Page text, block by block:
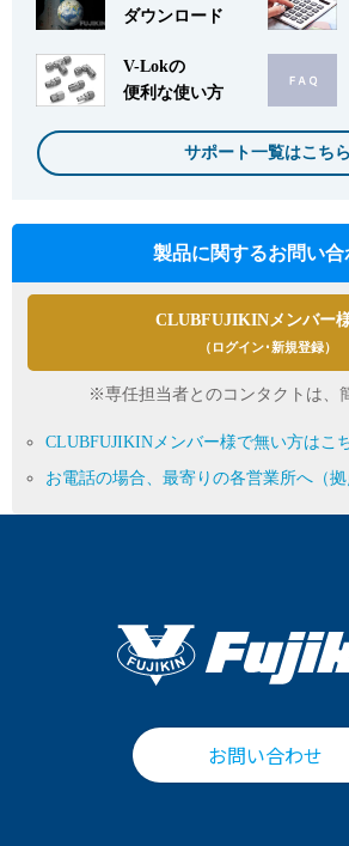
ダウンロード
V-Lokの
便利な使い方
サポート一覧はこちら
製品に関するお問い合
CLUBFUJIKINメンバー
（ログイン･新規登録）
※専任担当者とのコンタクトは、
CLUBFUJIKINメンバー様で無い方はこ
お電話の場合、最寄りの各営業所へ（拠
お問い合わせ